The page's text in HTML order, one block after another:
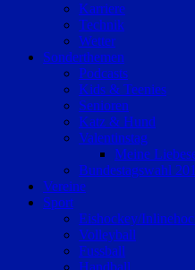
Karriere
Technik
Wetter
Sonderthemen
Podcasts
Kids & Teenies
Senioren
Katz & Hund
Valentinstag
Meine
Bundestagswahl
Vereine
Sport
Eishockey/
Volleyball
Fussball
Handball